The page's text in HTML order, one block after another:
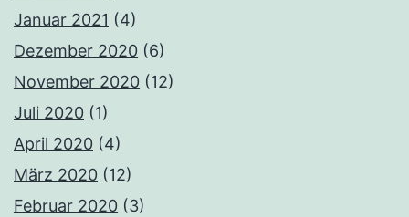
Januar 2021 (4)
Dezember 2020 (6)
November 2020 (12)
Juli 2020 (1)
April 2020 (4)
März 2020 (12)
Februar 2020 (3)